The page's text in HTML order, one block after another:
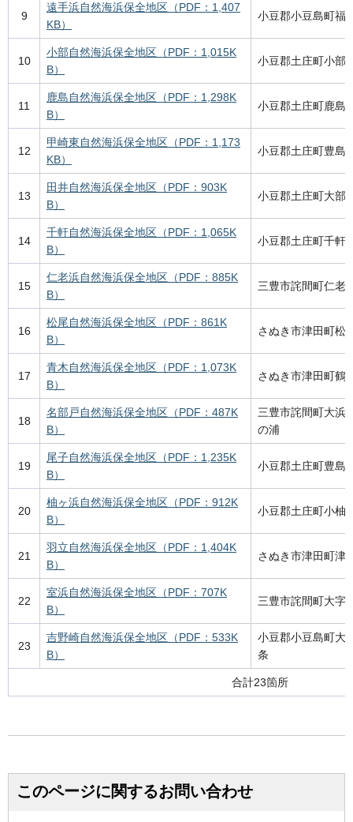
9
遠手浜自然海浜保全地区（PDF：1,407
KB）
小豆郡小豆島町福
10
小部自然海浜保全地区（PDF：1,015K
B）
小豆郡土庄町小部
11
鹿島自然海浜保全地区（PDF：1,298K
B）
小豆郡土庄町鹿島
12
甲崎東自然海浜保全地区（PDF：1,173
KB）
小豆郡土庄町豊島
13
田井自然海浜保全地区（PDF：903K
B）
小豆郡土庄町大部
14
千軒自然海浜保全地区（PDF：1,065K
B）
小豆郡土庄町千軒
15
仁老浜自然海浜保全地区（PDF：885K
B）
三豊市詫間町仁老
16
松尾自然海浜保全地区（PDF：861K
B）
さぬき市津田町松
17
青木自然海浜保全地区（PDF：1,073K
B）
さぬき市津田町鶴
18
名部戸自然海浜保全地区（PDF：487K
B）
三豊市詫間町大浜
の浦
19
尾子自然海浜保全地区（PDF：1,235K
B）
小豆郡土庄町豊島
20
柚ヶ浜自然海浜保全地区（PDF：912K
B）
小豆郡土庄町小柚
21
羽立自然海浜保全地区（PDF：1,404K
B）
さぬき市津田町津
22
室浜自然海浜保全地区（PDF：707K
B）
三豊市詫間町大字
23
吉野崎自然海浜保全地区（PDF：533K
B）
小豆郡小豆島町大
条
合計23箇所
このページに関するお問い合わせ